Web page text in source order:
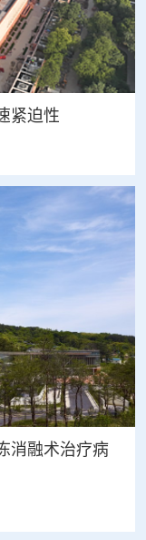
紧迫性
消融术治疗病